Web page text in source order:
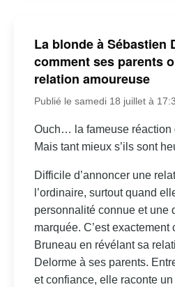
La blonde à Sébastien
comment ses parents
relation amoureuse
Publié le samedi 18 juillet à
Ouch… la fameuse
Mais tant mieux s’ils sont
Difficile d’annoncer une
l’ordinaire, surtout quand
personnalité connue et une
marquée. C’est exactement
Bruneau en révélant sa
Delorme à ses parents.
et confiance, elle raconte